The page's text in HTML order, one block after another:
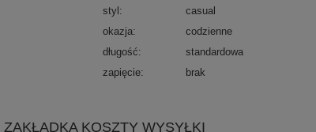
styl
casual
okazja
codzienne
długość
standardowa
zapięcie
brak
ZAKŁADKA KOSZTY WYSYŁKI